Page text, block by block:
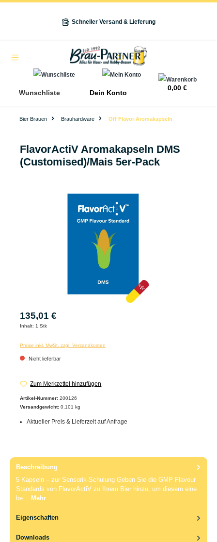
Schneller Versand & Lieferung
Wunschliste Dein Konto
0,00 €
Bier Brauen Brauhardware Off Flavor Aromakapseln
FlavorActiV Aromakapseln DMS
(Customised)/Mais 5er-Pack
135,01 €
Inhalt: 1 Stk
Preise inkl. MwSt. zzgl. Versandkosten
Nicht lieferbar
Zum Merkzettel hinzufügen
Artikel-Nummer: 200126
Versandgewicht: 0,101 kg
Aktueller Preis & Lieferzeit auf Anfrage
Beschreibung
5 Kapseln – zur Sensorik-Schulung Geben Sie die GMP Flavour
Standards von FlavorActiV zu Ihrem Bier hinzu, um diesem eine
be… Mehr
Eigenschaften
Downloads